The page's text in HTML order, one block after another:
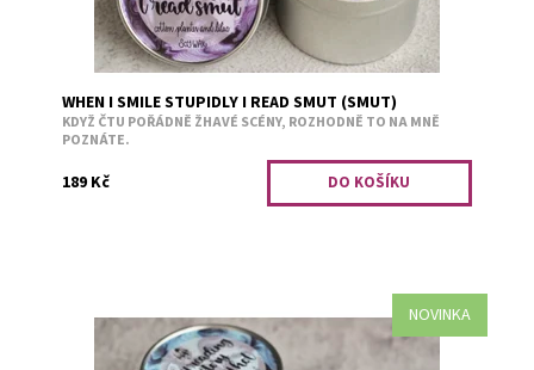
WHEN I SMILE STUPIDLY I READ SMUT (SMUT)
KDYŽ ČTU POŘÁDNĚ ŽHAVÉ SCÉNY, ROZHODNĚ TO NA MNĚ
POZNÁTE.
189 Kč
NOVINKA
Švestka s grapefruitem.